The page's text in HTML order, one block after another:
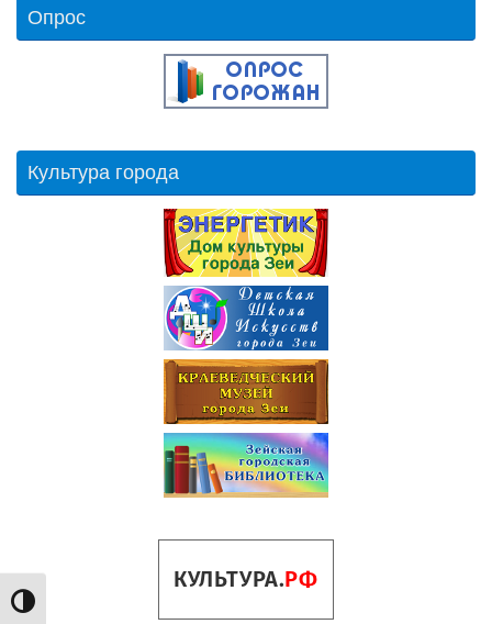
Переключить на высокую контрастность
Опрос
Культура города